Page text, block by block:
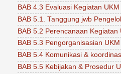
BAB 4.3 Evaluasi Kegiatan UKM
BAB 5.1. Tanggung jwb
BAB 5.2 Perencanaan Kegiatan
BAB 5.3 Pengorganisasian UKM
BAB 5.4 Komunikasi &
BAB 5.5 Kebijakan & Prosedur